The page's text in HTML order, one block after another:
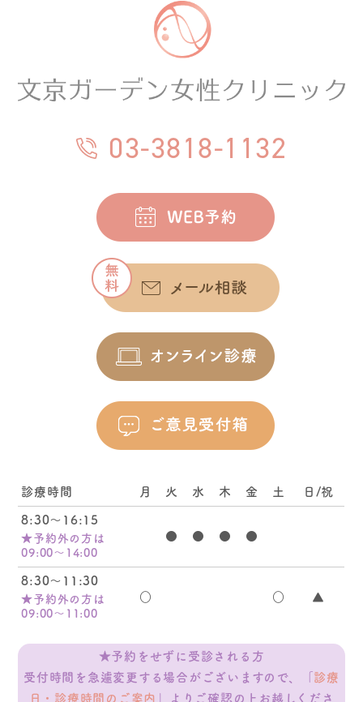
03-3818-1132
診療時間 月 火 水 木 金 土 日/祝
8:30～16:15
★予約外の方は
09:00～14:00
● ● ● ●
8:30～11:30
★予約外の方は
09:00～11:00
○ ○ ▲
★予約をせずに受診される方
受付時間を急遽変更する場合がございますので、
診療
日・診療時間のご案内
」よりご確認の上お越しくださ